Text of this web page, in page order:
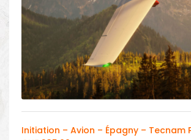
Initiation – Avion – Épagny – Tecnam